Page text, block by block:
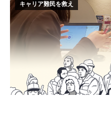
キャリア難民を救え